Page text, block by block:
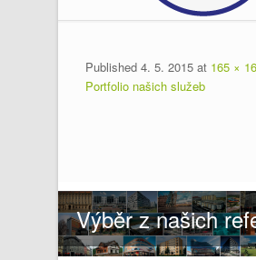
Published 4. 5. 2015 at 165 ×
Portfolio našich služeb
Výběr z našich